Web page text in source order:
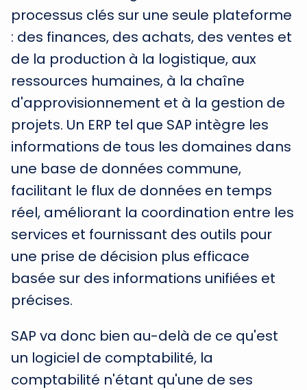
processus clés sur une seule plateforme
: des finances, des achats, des ventes et
de la production à la logistique, aux
ressources humaines, à la chaîne
d'approvisionnement et à la gestion de
projets. Un ERP tel que SAP intègre les
informations de tous les domaines dans
une base de données commune,
facilitant le flux de données en temps
réel, améliorant la coordination entre les
services et fournissant des outils pour
une prise de décision plus efficace
basée sur des informations unifiées et
précises.
SAP va donc bien au-delà de ce qu'est
un logiciel de comptabilité, la
comptabilité n'étant qu'une de ses